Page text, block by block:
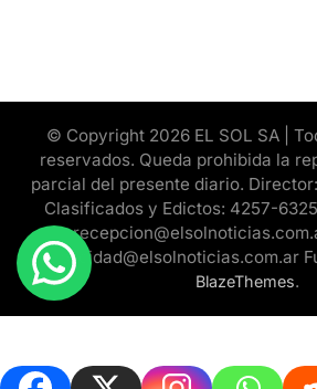
© Copyright 2026 EL SOL SA |
reservados. Queda prohibida la
parcial del presente diario.
Clasificados y Edictos: 4257-
publicidad@elsolnoticias.com.ar
BlazeThemes.